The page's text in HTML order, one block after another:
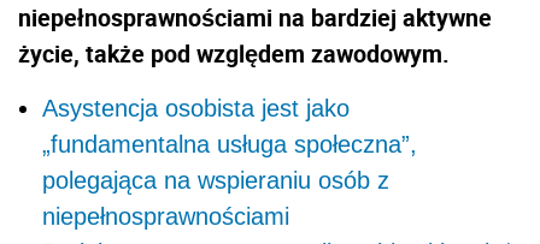
niepełnosprawnościami na bardziej aktywne
życie, także pod względem zawodowym.
Asystencja osobista jest jako
„fundamentalna usługa społeczna”,
polegająca na wspieraniu osób z
niepełnosprawnościami